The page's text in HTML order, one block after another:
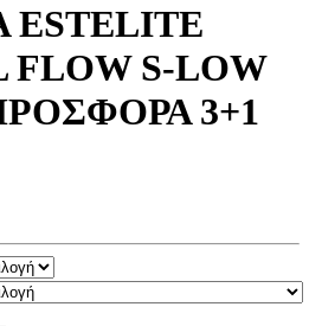
ESTELITE
FLOW S-LOW
3+1